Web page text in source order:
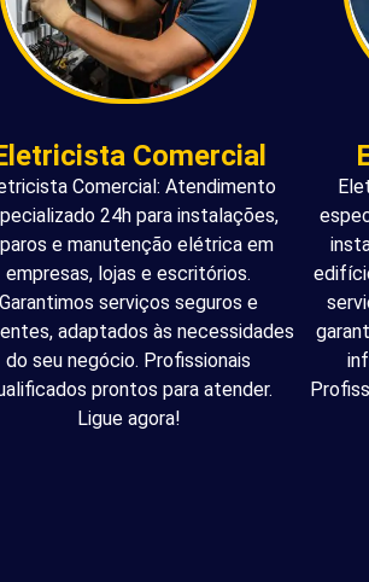
Comercial
Comercial: Atendimento
24h para instalações,
e manutenção elétrica em
empresas, lojas e escritórios.
Garantimos serviços seguros e
adaptados às necessidades
do seu negócio. Profissionais
prontos para atender.
Ligue agora!